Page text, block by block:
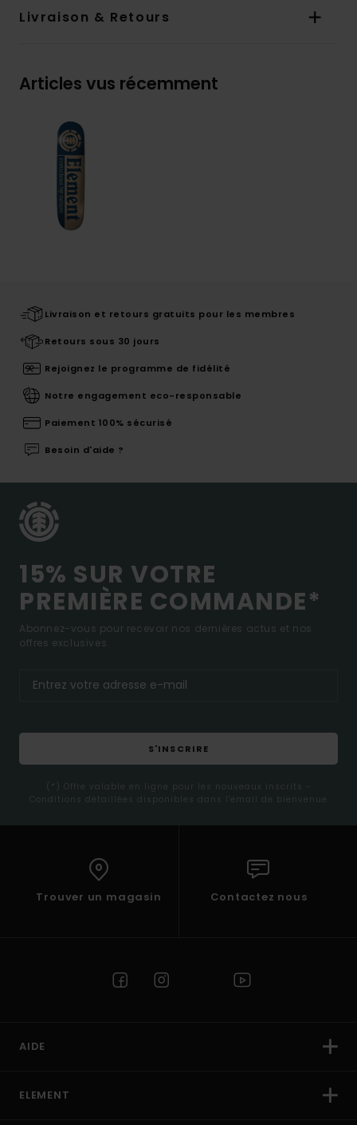
Livraison & Retours
Articles vus récemment
Livraison et retours gratuits pour les membres
Retours sous 30 jours
Rejoignez le programme de fidélité
Notre engagement eco-responsable
Paiement 100% sécurisé
Besoin d'aide ?
15% SUR VOTRE
PREMIÈRE COMMANDE*
Abonnez-vous pour recevoir nos dernières actus et nos
offres exclusives.
S'INSCRIRE
(*) Offre valable en ligne pour les nouveaux inscrits -
Conditions détaillées disponibles dans l'email de bienvenue
Trouver un magasin Contactez nous
AIDE
ELEMENT